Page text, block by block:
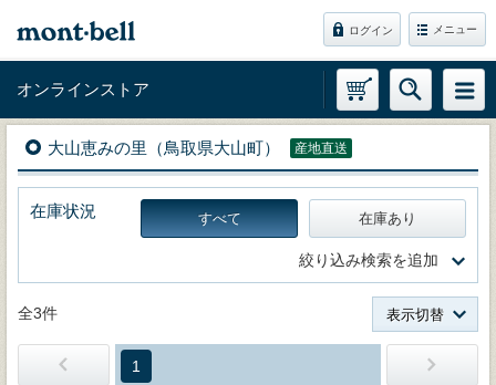
ログイン メニュー
オンラインストア
大山恵みの里（鳥取県大山町） 産地直送
在庫状況 すべて 在庫あり
絞り込み検索を追加
全3件 表示切替
1